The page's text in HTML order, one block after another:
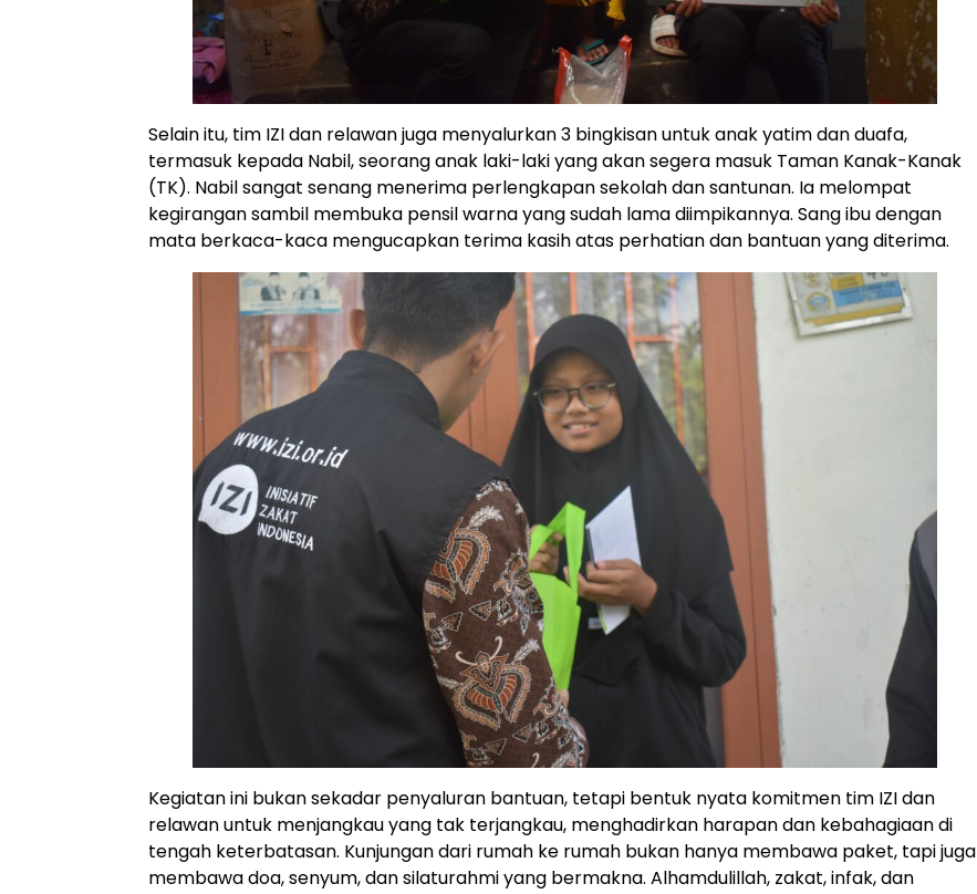
Selain itu, tim IZI dan relawan juga menyalurkan 3 bingkisan untuk anak yatim dan duafa,
termasuk kepada Nabil, seorang anak laki-laki yang akan segera masuk Taman Kanak-Kanak
(TK). Nabil sangat senang menerima perlengkapan sekolah dan santunan. Ia melompat
kegirangan sambil membuka pensil warna yang sudah lama diimpikannya. Sang ibu dengan
mata berkaca-kaca mengucapkan terima kasih atas perhatian dan bantuan yang diterima.
Kegiatan ini bukan sekadar penyaluran bantuan, tetapi bentuk nyata komitmen tim IZI dan
relawan untuk menjangkau yang tak terjangkau, menghadirkan harapan dan kebahagiaan di
tengah keterbatasan. Kunjungan dari rumah ke rumah bukan hanya membawa paket, tapi juga
membawa doa, senyum, dan silaturahmi yang bermakna. Alhamdulillah, zakat, infak, dan